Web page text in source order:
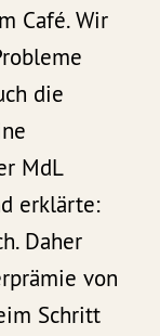
Café. Wir
die
MdL
erklärte:
Daher
von
Schritt